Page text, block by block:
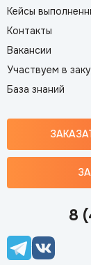
Кейсы
Контакты
Вакансии
Участвуем в
База знаний
8